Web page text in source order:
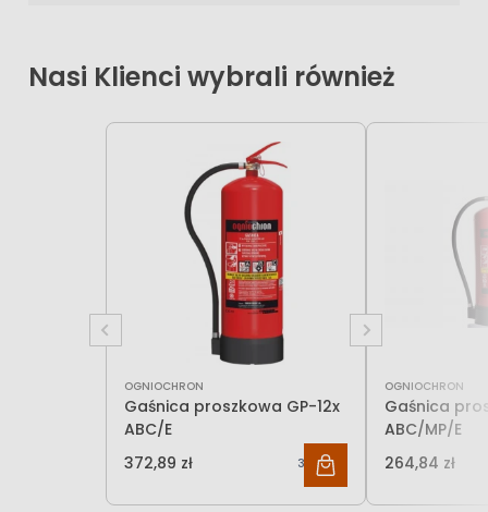
Nasi Klienci wybrali również
OGNIOCHRON
Gaśnica proszkowa GP-12x
ABC/E
372,89 zł
303,16 zł
OGNIOCHRON
Gaśnica
ABC/MP/E
264,84 zł